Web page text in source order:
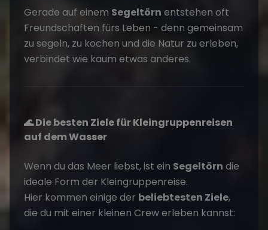
Gerade auf einem Segeltörn entstehen oft
Freundschaften fürs Leben - denn gemeinsam
zu segeln, zu kochen und die Natur zu erleben,
verbindet wie kaum etwas anderes.
🌊 Die besten Ziele für Kleingruppenreisen
auf dem Wasser
Wenn du das Meer liebst, ist ein Segeltörn die
ideale Form der Kleingruppenreise.
Hier kommen einige der beliebtesten Ziele,
die du mit einer kleinen Crew erleben kannst: